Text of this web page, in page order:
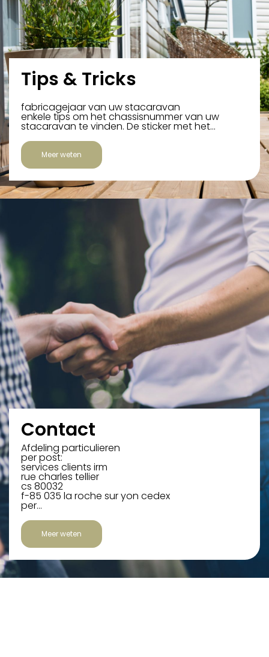
Tips & Tricks
fabricagejaar van uw stacaravan
enkele tips om het chassisnummer van uw
stacaravan te vinden. De sticker met het…
Meer weten
Contact
Afdeling particulieren
per post:
services clients irm
rue charles tellier
cs 80032
f-85 035 la roche sur yon cedex
per…
Meer weten